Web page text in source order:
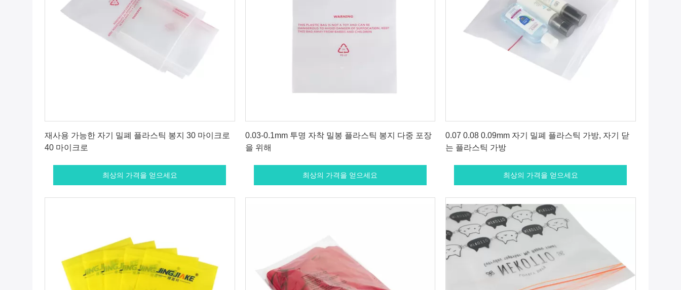
재사용 가능한 자기 밀폐 플라스틱 봉지 30 마이크로
40 마이크로
최상의 가격을 얻으세요
0.03-0.1mm 투명 자착 밀봉 플라스틱 봉지 다중 포장
을 위해
최상의 가격을 얻으세요
0.07 0.08 0.09mm 자기 밀폐 플라스틱 가방, 자기 닫
는 플라스틱 가방
최상의 가격을 얻으세요